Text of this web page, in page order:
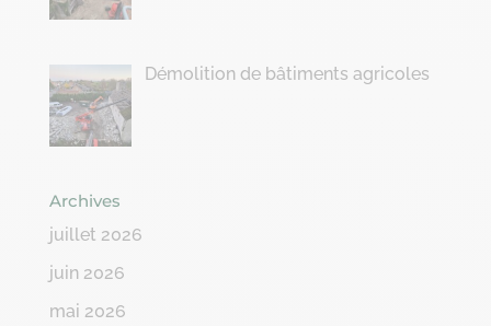
Démolition de bâtiments agricoles
Archives
juillet 2026
juin 2026
mai 2026